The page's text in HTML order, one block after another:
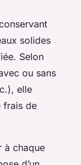
solides
Selon
ou sans
elle
frais de
à chaque